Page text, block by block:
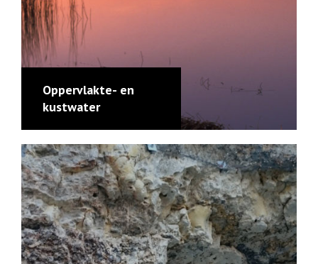
Oppervlakte- en
kustwater